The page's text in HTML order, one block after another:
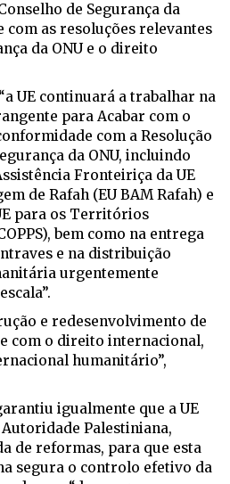
de Segurança da
com as resoluções relevantes
da ONU e o direito
UE continuará a trabalhar na
para Acabar com o
com a Resolução
da ONU, incluindo
Fronteiriça da UE
de Rafah (EU BAM Rafah) e
para os Territórios
bem como na entrega
e na distribuição
urgentemente
e redesenvolvimento de
com o direito internacional,
humanitário”,
igualmente que a UE
Palestiniana,
de reformas, para que esta
segura o controlo efetivo da